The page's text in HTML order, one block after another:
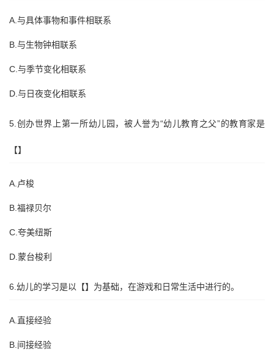
A.与具体事物和事件相联系
B.与生物钟相联系
C.与季节变化相联系
D.与日夜变化相联系
5.创办世界上第一所幼儿园，被人誉为“幼儿教育之父”的教育家是
【】
A.卢梭
B.福禄贝尔
C.夸美纽斯
D.蒙台梭利
6.幼儿的学习是以【】为基础，在游戏和日常生活中进行的。
A.直接经验
B.间接经验